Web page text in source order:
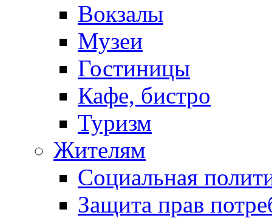
Вокзалы
Музеи
Гостиницы
Кафе, бистро
Туризм
Жителям
Социальная
Защита прав